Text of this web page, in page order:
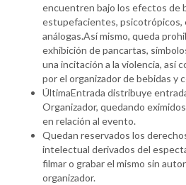
encuentren bajo los efectos de
estupefacientes, psicotrópicos,
análogas.Así mismo, queda
exhibición de pancartas,
una incitación a la violencia, así
por el organizador de bebidas y
ÚltimaEntrada distribuye
Organizador, quedando
en relación al evento.
Quedan reservados los
intelectual derivados del
filmar o grabar el mismo sin
organizador.